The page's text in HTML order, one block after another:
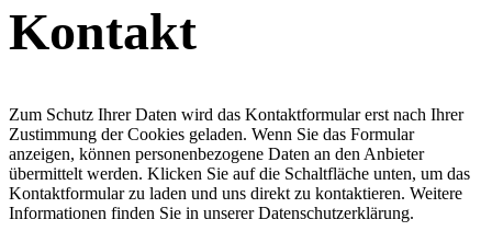
Kontakt
Zum Schutz Ihrer Daten wird das Kontaktformular erst nach Ihrer
Zustimmung der Cookies geladen. Wenn Sie das Formular
anzeigen, können personenbezogene Daten an den Anbieter
übermittelt werden. Klicken Sie auf die Schaltfläche unten, um das
Kontaktformular zu laden und uns direkt zu kontaktieren. Weitere
Informationen finden Sie in unserer Datenschutzerklärung.